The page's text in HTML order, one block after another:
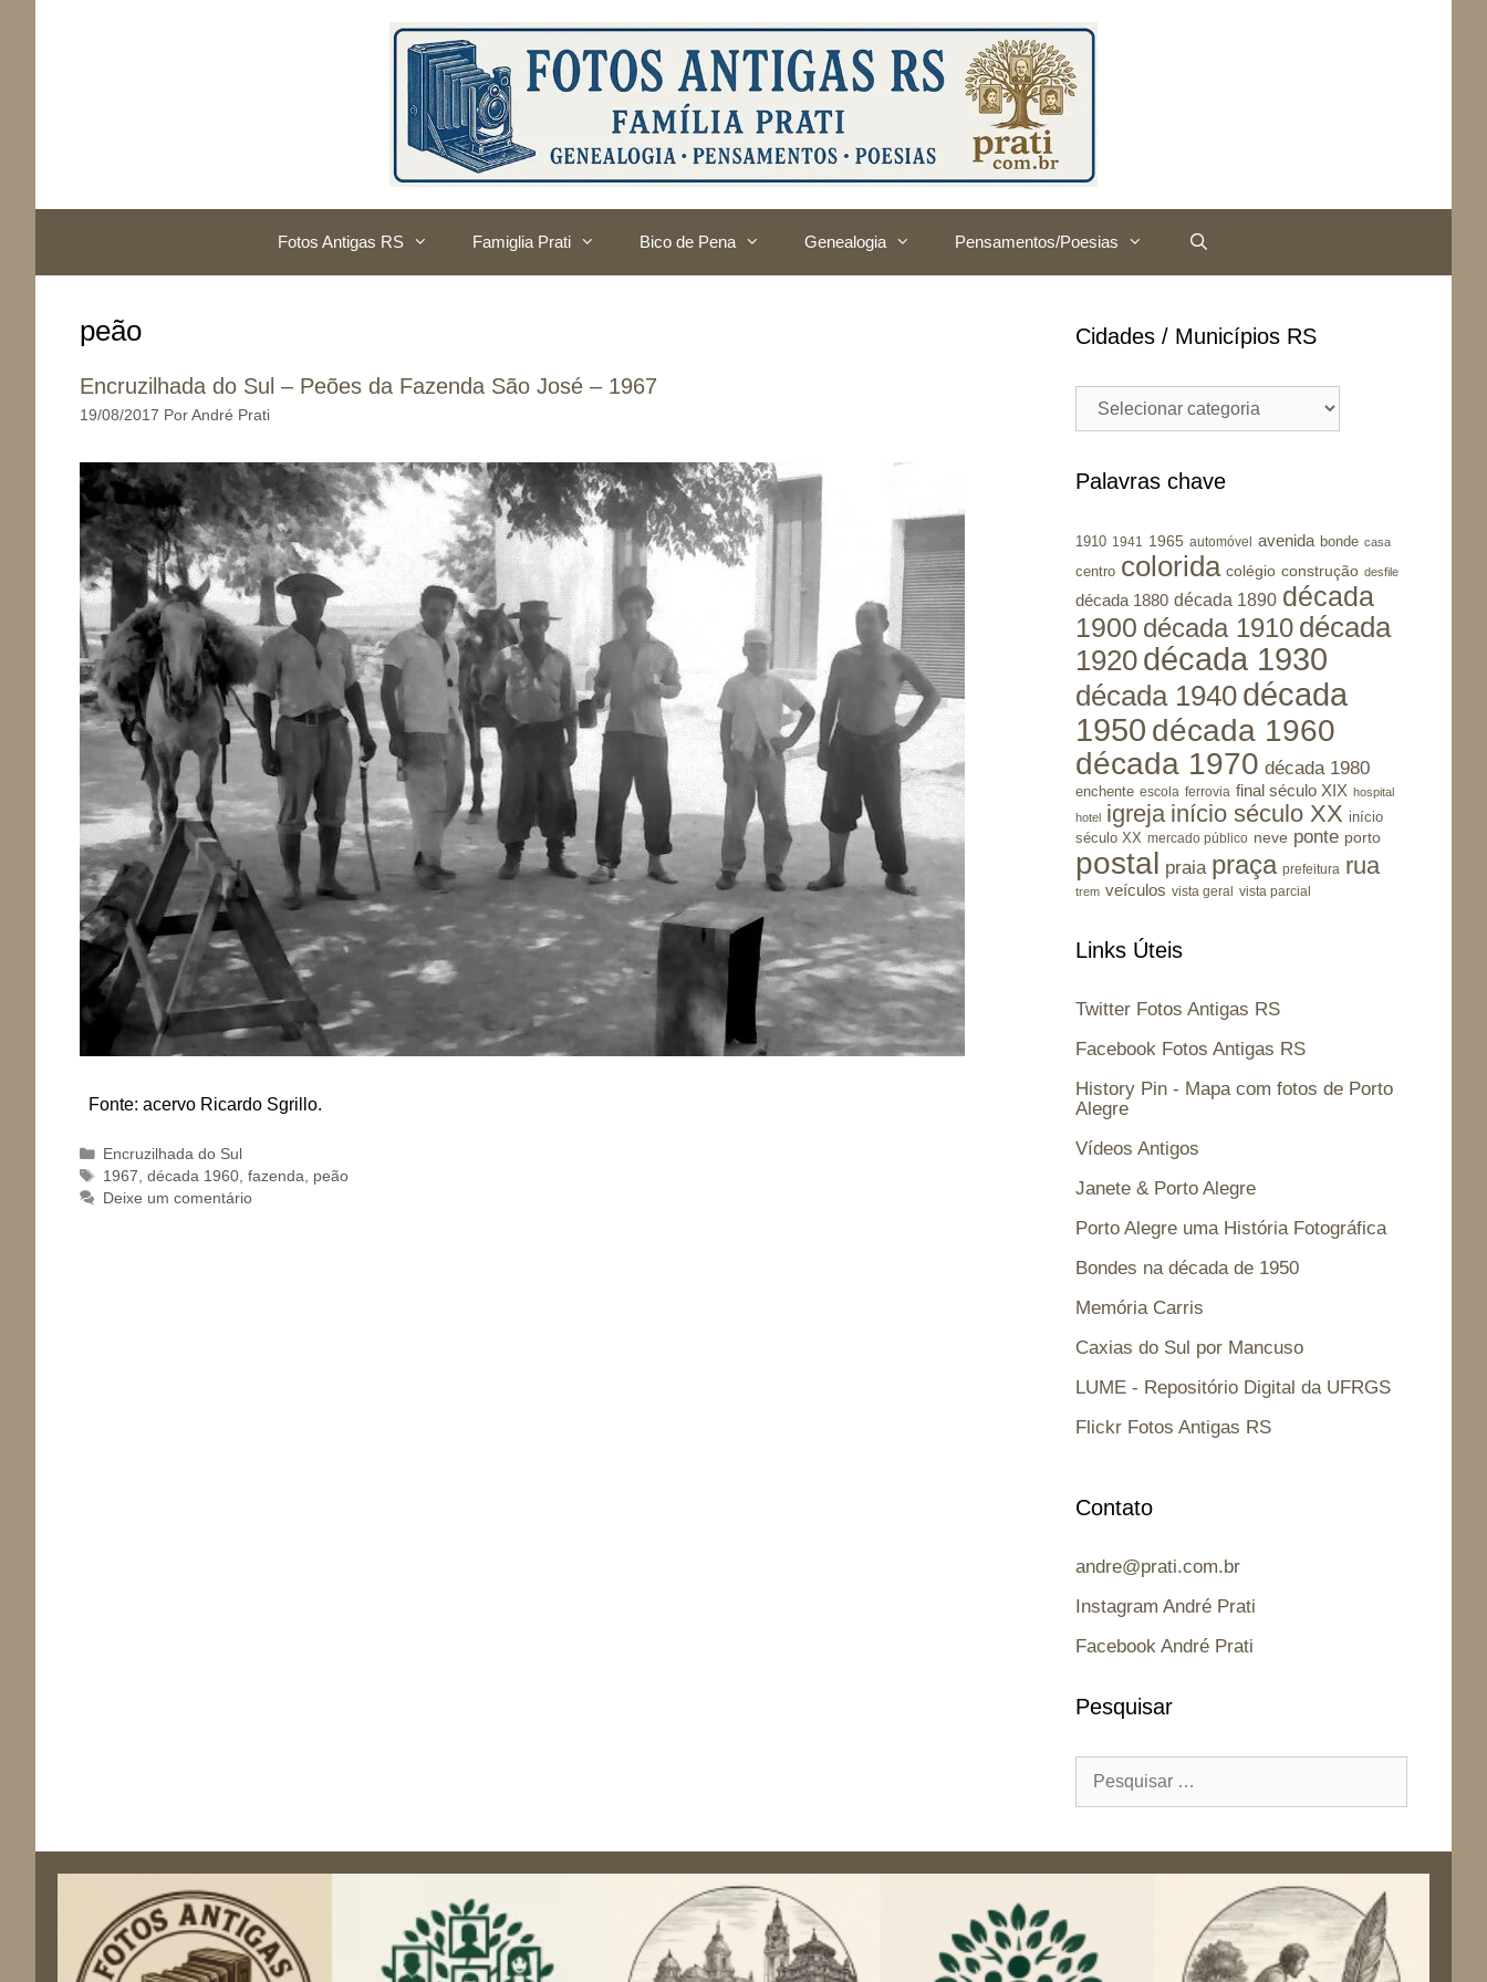
Fotos Antigas RS Famiglia Prati Bico de Pena Genealogia Pensamentos/Poesias
peão
Encruzilhada do Sul – Peões da Fazenda São José – 1967
19/08/2017 Por André Prati
Fonte: acervo Ricardo Sgrillo.
Categorias
Encruzilhada do Sul
Tags
1967,década 1960,fazenda, peão
Deixe um comentário
Cidades / Municípios RS
Municípios
Palavras chave
1910 1941 1965 automóvel avenida bonde casa
centro colorida colégio construção desfile
década 1880 década 1890 década
1900 década 1910 década
1920 década 1930
década 1940 década
1950 década 1960
década 1970 década 1980
enchente escola ferrovia final século XIX hospital
hotel
igreja início século XX início
século XX mercado público neve ponte porto
postal praia praça prefeitura rua
trem veículos vista geral vista parcial
Links Úteis
Twitter Fotos Antigas RS
Facebook Fotos Antigas RS
History Pin - Mapa com fotos de Porto
Alegre
Vídeos Antigos
Janete & Porto Alegre
Porto Alegre uma História Fotográfica
Bondes na década de 1950
Memória Carris
Caxias do Sul por Mancuso
LUME - Repositório Digital da UFRGS
Flickr Fotos Antigas RS
Contato
andre@prati.com.br
Instagram André Prati
Facebook André Prati
Pesquisar
por: